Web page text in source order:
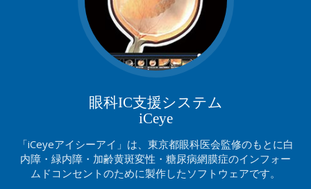
眼科IC支援システム
iCeye
「iCeyeアイシーアイ」は、東京都眼科医会監修のもとに白
内障・緑内障・加齢黄斑変性・糖尿病網膜症のインフォー
ムドコンセントのために製作したソフトウェアです。